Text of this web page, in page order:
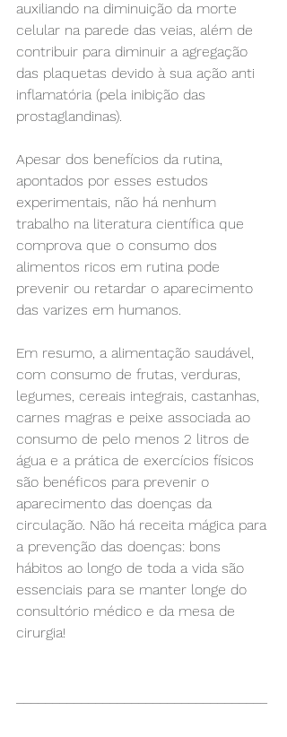
auxiliando na diminuição da morte
celular na parede das veias, além de
contribuir para diminuir a agregação
das plaquetas devido à sua ação anti
inflamatória (pela inibição das
prostaglandinas).
Apesar dos benefícios da rutina,
apontados por esses estudos
experimentais, não há nenhum
trabalho na literatura científica que
comprova que o consumo dos
alimentos ricos em rutina pode
prevenir ou retardar o aparecimento
das varizes em humanos.
Em resumo, a alimentação saudável,
com consumo de frutas, verduras,
legumes, cereais integrais, castanhas,
carnes magras e peixe associada ao
consumo de pelo menos 2 litros de
água e a prática de exercícios físicos
são benéficos para prevenir o
aparecimento das doenças da
circulação. Não há receita mágica para
a prevenção das doenças: bons
hábitos ao longo de toda a vida são
essenciais para se manter longe do
consultório médico e da mesa de
cirurgia!